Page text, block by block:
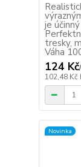
je
tresky,
Váha
124 Kč/
102,48 Kč
Novinka